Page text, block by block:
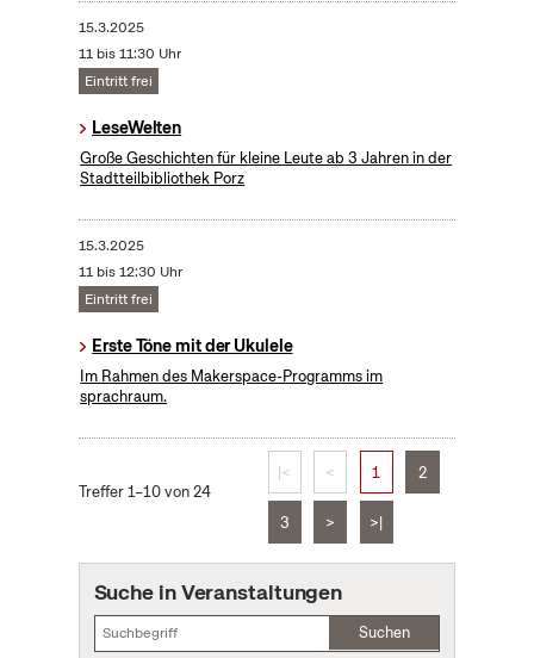
15.3.2025
11 bis 11:30 Uhr
Eintritt frei
LeseWelten
Große Geschichten für kleine Leute ab 3 Jahren in der
Stadtteilbibliothek Porz
15.3.2025
11 bis 12:30 Uhr
Eintritt frei
Erste Töne mit der Ukulele
Im Rahmen des Makerspace-Programms im
sprachraum.
Treffer 1–10 von 24
|< < 1 2
3 > >|
Suche in Veranstaltungen
Suchen